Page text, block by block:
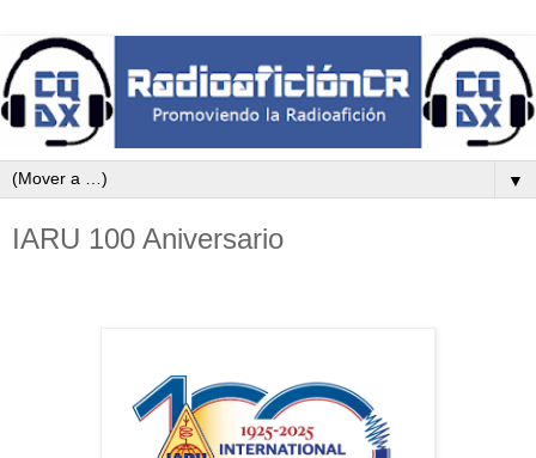
▼
IARU 100 Aniversario